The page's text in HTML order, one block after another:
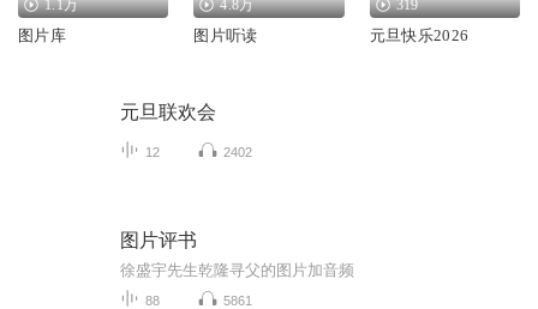
1.1万
图片库
4.8万
图片听读
319
元旦快乐2026
元旦联欢会
12 2402
图片评书
徐盛宇先生乾隆寻父的图片加音频
88 5861